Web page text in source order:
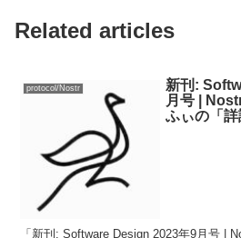
Related articles
protocol/Nostr
新刊:
月号 |
ふぃの「詳
「新刊: Software Design 2023年9月号 |